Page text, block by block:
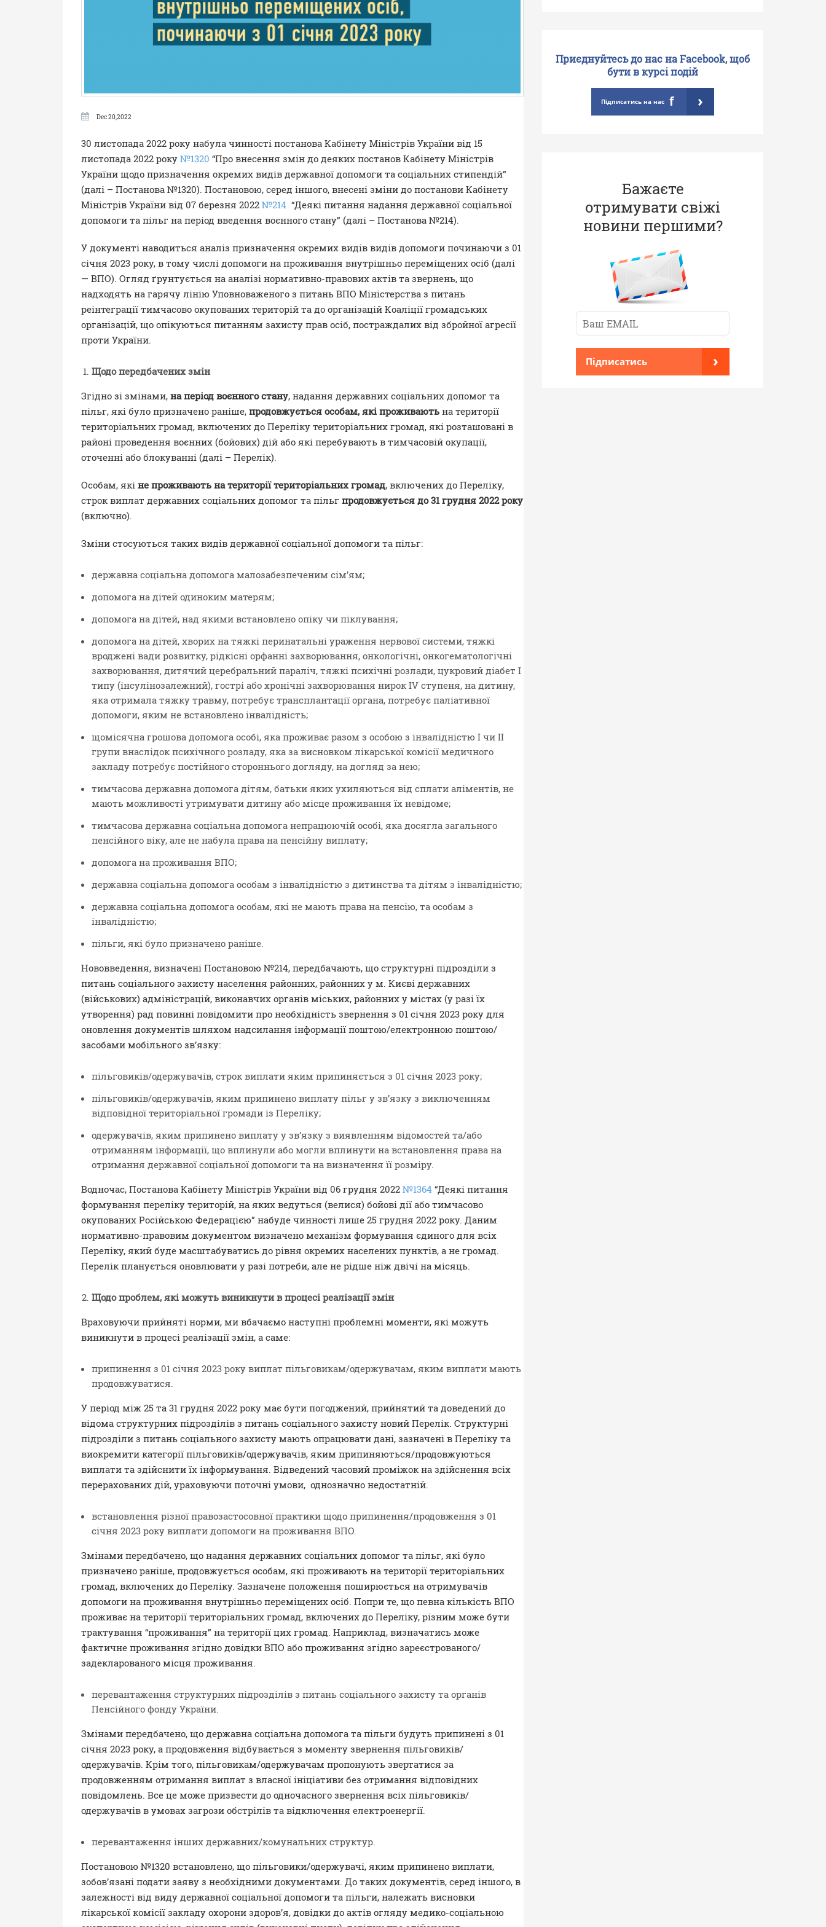
Dec 20,2022
30 листопада 2022 року набула чинності постанова Кабінету Міністрів України від 15
листопада 2022 року №1320 “Про внесення змін до деяких постанов Кабінету Міністрів
України щодо призначення окремих видів державної допомоги та соціальних стипендій”
(далі – Постанова №1320). Постановою, серед іншого, внесені зміни до постанови Кабінету
Міністрів України від 07 березня 2022 №214 “Деякі питання надання державної соціальної
допомоги та пільг на період введення воєнного стану” (далі – Постанова №214).
У документі наводиться аналіз призначення окремих видів видів допомоги починаючи з 01
січня 2023 року, в тому числі допомоги на проживання внутрішньо переміщених осіб (далі
— ВПО). Огляд ґрунтується на аналізі нормативно-правових актів та звернень, що
надходять на гарячу лінію Уповноваженого з питань ВПО Міністерства з питань
реінтеграції тимчасово окупованих територій та до організацій Коаліції громадських
організацій, що опікуються питанням захисту прав осіб, постраждалих від збройної агресії
проти України.
Щодо передбачених змін
Згідно зі змінами, на період воєнного стану, надання державних соціальних допомог та
пільг, які було призначено раніше, продовжується особам, які проживають на території
територіальних громад, включених до Переліку територіальних громад, які розташовані в
районі проведення воєнних (бойових) дій або які перебувають в тимчасовій окупації,
оточенні або блокуванні (далі – Перелік).
Особам, які не проживають на території територіальних громад, включених до Переліку,
строк виплат державних соціальних допомог та пільг продовжується до 31 грудня 2022 року
(включно).
Зміни стосуються таких видів державної соціальної допомоги та пільг:
державна соціальна допомога малозабезпеченим сім’ям;
допомога на дітей одиноким матерям;
допомога на дітей, над якими встановлено опіку чи піклування;
допомога на дітей, хворих на тяжкі перинатальні ураження нервової системи, тяжкі
вроджені вади розвитку, рідкісні орфанні захворювання, онкологічні, онкогематологічні
захворювання, дитячий церебральний параліч, тяжкі психічні розлади, цукровий діабет I
типу (інсулінозалежний), гострі або хронічні захворювання нирок IV ступеня, на дитину,
яка отримала тяжку травму, потребує трансплантації органа, потребує паліативної
допомоги, яким не встановлено інвалідність;
щомісячна грошова допомога особі, яка проживає разом з особою з інвалідністю I чи II
групи внаслідок психічного розладу, яка за висновком лікарської комісії медичного
закладу потребує постійного стороннього догляду, на догляд за нею;
тимчасова державна допомога дітям, батьки яких ухиляються від сплати аліментів, не
мають можливості утримувати дитину або місце проживання їх невідоме;
тимчасова державна соціальна допомога непрацюючій особі, яка досягла загального
пенсійного віку, але не набула права на пенсійну виплату;
допомога на проживання ВПО;
державна соціальна допомога особам з інвалідністю з дитинства та дітям з інвалідністю;
державна соціальна допомога особам, які не мають права на пенсію, та особам з
інвалідністю;
пільги, які було призначено раніше.
Нововведення, визначені Постановою №214, передбачають, що структурні підрозділи з
питань соціального захисту населення районних, районних у м. Києві державних
(військових) адміністрацій, виконавчих органів міських, районних у містах (у разі їх
утворення) рад повинні повідомити про необхідність звернення з 01 січня 2023 року для
оновлення документів шляхом надсилання інформації поштою/електронною поштою/
засобами мобільного зв’язку:
пільговиків/одержувачів, строк виплати яким припиняється з 01 січня 2023 року;
пільговиків/одержувачів, яким припинено виплату пільг у зв’язку з виключенням
відповідної територіальної громади із Переліку;
одержувачів, яким припинено виплату у зв’язку з виявленням відомостей та/або
отриманням інформації, що вплинули або могли вплинути на встановлення права на
отримання державної соціальної допомоги та на визначення її розміру.
Водночас, Постанова Кабінету Міністрів України від 06 грудня 2022 №1364 “Деякі питання
формування переліку територій, на яких ведуться (велися) бойові дії або тимчасово
окупованих Російською Федерацією” набуде чинності лише 25 грудня 2022 року. Даним
нормативно-правовим документом визначено механізм формування єдиного для всіх
Переліку, який буде масштабуватись до рівня окремих населених пунктів, а не громад.
Перелік планується оновлювати у разі потреби, але не рідше ніж двічі на місяць.
Щодо проблем, які можуть виникнути в процесі реалізації змін
Враховуючи прийняті норми, ми вбачаємо наступні проблемні моменти, які можуть
виникнути в процесі реалізації змін, а саме:
припинення з 01 січня 2023 року виплат пільговикам/одержувачам, яким виплати мають
продовжуватися.
У період між 25 та 31 грудня 2022 року має бути погоджений, прийнятий та доведений до
відома структурних підрозділів з питань соціального захисту новий Перелік. Структурні
підрозділи з питань соціального захисту мають опрацювати дані, зазначені в Переліку та
виокремити категорії пільговиків/одержувачів, яким припиняються/продовжуються
виплати та здійснити їх інформування. Відведений часовий проміжок на здійснення всіх
перерахованих дій, ураховуючи поточні умови, однозначно недостатній.
встановлення різної правозастосовної практики щодо припинення/продовження з 01
січня 2023 року виплати допомоги на проживання ВПО.
Змінами передбачено, що надання державних соціальних допомог та пільг, які було
призначено раніше, продовжується особам, які проживають на території територіальних
громад, включених до Переліку. Зазначене положення поширюється на отримувачів
допомоги на проживання внутрішньо переміщених осіб. Попри те, що певна кількість ВПО
проживає на території територіальних громад, включених до Переліку, різним може бути
трактування “проживання” на території цих громад. Наприклад, визначатись може
фактичне проживання згідно довідки ВПО або проживання згідно зареєстрованого/
задекларованого місця проживання.
перевантаження структурних підрозділів з питань соціального захисту та органів
Пенсійного фонду України.
Змінами передбачено, що державна соціальна допомога та пільги будуть припинені з 01
січня 2023 року, а продовження відбувається з моменту звернення пільговиків/
одержувачів. Крім того, пільговикам/одержувачам пропонують звертатися за
продовженням отримання виплат з власної ініціативи без отримання відповідних
повідомлень. Все це може призвести до одночасного звернення всіх пільговиків/
одержувачів в умовах загрози обстрілів та відключення електроенергії.
перевантаження інших державних/комунальних структур.
Постановою №1320 встановлено, що пільговики/одержувачі, яким припинено виплати,
зобов’язані подати заяву з необхідними документами. До таких документів, серед іншого, в
залежності від виду державної соціальної допомоги та пільги, належать висновки
лікарської комісії закладу охорони здоров’я, довідки до актів огляду медико-соціальною
Приєднуйтесь до нас на Facebook, щоб
бути в курсі подій
Підписатись на нас f ›
Бажаєте
отримувати свіжі
новини першими?
Підписатись ›